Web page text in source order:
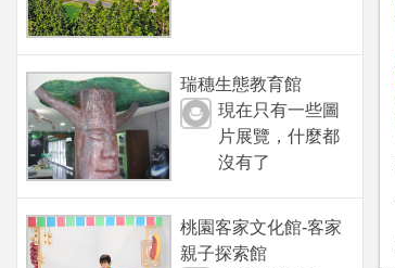
瑞穗生態教育館
現在只有一些圖
片展覽，什麼都
沒有了
桃園客家文化館-客家
親子探索館